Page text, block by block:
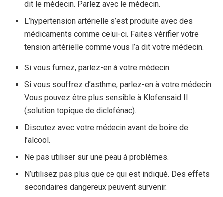
dit le médecin. Parlez avec le médecin.
L’hypertension artérielle s’est produite avec des
médicaments comme celui-ci. Faites vérifier votre
tension artérielle comme vous l’a dit votre médecin.
Si vous fumez, parlez-en à votre médecin.
Si vous souffrez d’asthme, parlez-en à votre médecin.
Vous pouvez être plus sensible à Klofensaid II
(solution topique de diclofénac).
Discutez avec votre médecin avant de boire de
l’alcool.
Ne pas utiliser sur une peau à problèmes.
N’utilisez pas plus que ce qui est indiqué. Des effets
secondaires dangereux peuvent survenir.